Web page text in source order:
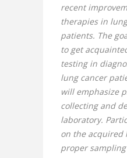
recent
therapies in
patients. The
to get
testing in
lung cancer
will emphasize
collecting and
laboratory.
on the acquired
proper